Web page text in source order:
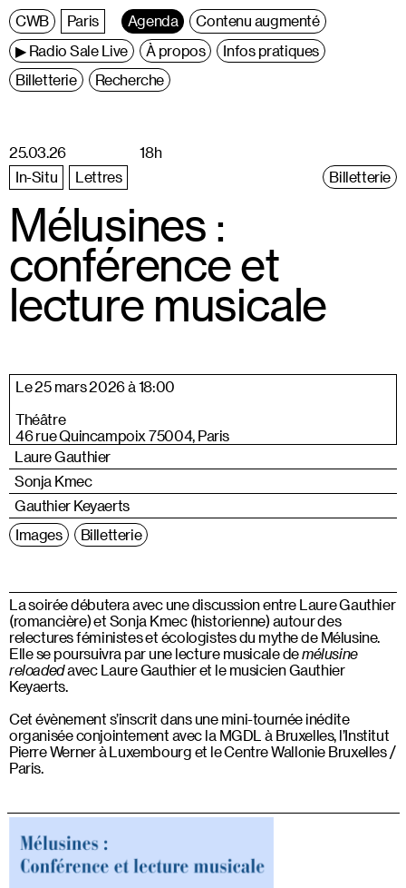
Centre
Wallonie
Bruxelles
Paris Agenda
Contenu augmenté
▶ Radio Sale Live
À propos
Infos pratiques
Billetterie
Recherche
25.03.26
18h
In-Situ
Lettres Billetterie
Mélusines :
conférence et
lecture musicale
Le 25 mars 2026 à 18:00
Théâtre
46 rue Quincampoix 75004, Paris
Laure Gauthier
Sonja Kmec
Gauthier Keyaerts
Images
Billetterie
La soirée débutera avec une discussion entre Laure Gauthier
(romancière) et Sonja Kmec (historienne) autour des
relectures féministes et écologistes du mythe de Mélusine.
Elle se poursuivra par une lecture musicale demélusine
reloadedavec Laure Gauthier et le musicien Gauthier
Keyaerts.
Cet évènement s’inscrit dans une mini-tournée inédite
organisée conjointement avec la MGDL à Bruxelles, l’Institut
Pierre Werner à Luxembourg et le Centre Wallonie Bruxelles /
Paris.